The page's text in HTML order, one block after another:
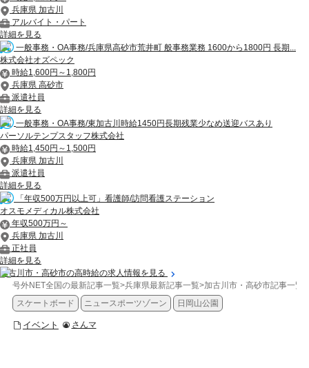
兵庫県 加古川
アルバイト・パート
詳細を見る
一般事務・OA事務/兵庫県高砂市荒井町 般事務業務 1600から1800円 長期...
株式会社オズペック
時給1,600円～1,800円
兵庫県 高砂市
派遣社員
詳細を見る
一般事務・OA事務/東加古川時給1450円長期残業少なめ送迎バスあり
パーソルテンプスタッフ株式会社
時給1,450円～1,500円
兵庫県 加古川
派遣社員
詳細を見る
「年収500万円以上可」看護師/訪問看護ステーション
オスモメディカル株式会社
年収500万円～
兵庫県 加古川
正社員
詳細を見る
加古川市・高砂市の高時給の求人情報を見る
号外NET全国の最新記事一覧>兵庫県最新記事一覧>加古川市・高砂市記事一覧
スケートボード
ニュースポーツゾーン 日岡山公園
イベント さんマ